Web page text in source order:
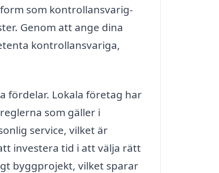
som kontrollansvarig-
Genom att ange dina
kontrollansvariga,
fördelar. Lokala företag har
som gäller i
service, vilket är
investera tid i att välja rätt
byggprojekt, vilket sparar